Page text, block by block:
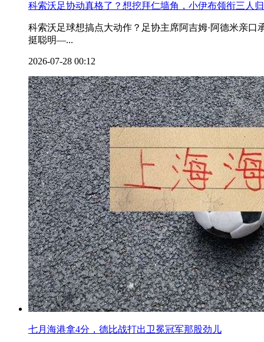
科索沃足协动真格了？想挖拜仁墙角，小伊布领衔三人
科索沃足球想搞点大动作？足协主席阿吉姆·阿德米亲
挺聪明—...
2026-07-28 00:12
七月海港拿4分，德比战打出卫冕冠军那股劲儿